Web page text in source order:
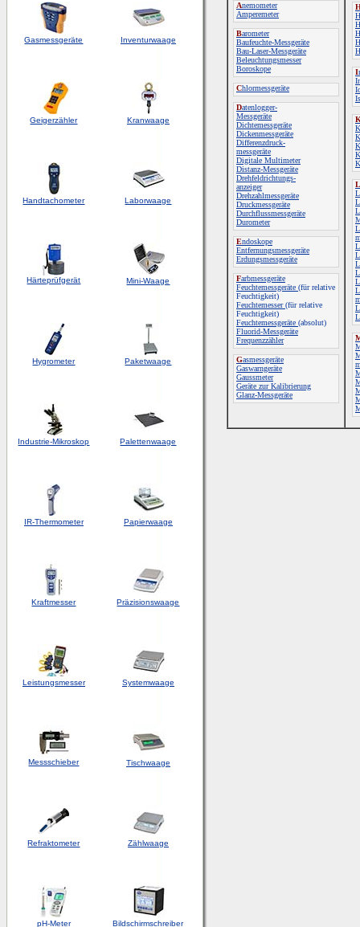
Gasmessgeräte Inventurwaage
Geigerzähler Kranwaage
Handtachometer Laborwaage
Härteprüfgerät Mini-Waage
Hygrometer Paketwaage
Industrie-Mikroskop Palettenwaage
IR-Thermometer Papierwaage
Kraftmesser Präzisionswaage
Leistungsmesser Systemwaage
Messschieber Tischwaage
Refraktometer Zählwaage
pH-Meter Bildschirmschreiber
Anemometer
Amperemeter
Barometer
Baufeuchte-Messgeräte
Bau-Laser-Messgeräte
Beleuchtungsmesser
Boroskope
Chlormessgeräte
Datenlogger-
Messgeräte
Dichtemessgeräte
Dickenmessgeräte
Differenzdruck-
messgeräte
Digitale Multimeter
Distanz-Messgeräte
Drehfeldrichtungs-
anzeiger
Drehzahlmessgeräte
Druckmessgeräte
Durchflussmessgeräte
Durometer
Endoskope
Entfernungsmessgeräte
Erdungsmessgeräte
Farbmessgeräte
Feuchtemessgeräte (für relative
Feuchtigkeit)
Feuchtemesser(für relative
Feuchtigkeit)
Feuchtemessgeräte (absolut)
Fluorid-Messgeräte
Frequenzzähler
Gasmessgeräte
Gaswarngeräte
Gaussmeter
Geräte zur Kalibrierung
Glanz-Messgeräte
I
L